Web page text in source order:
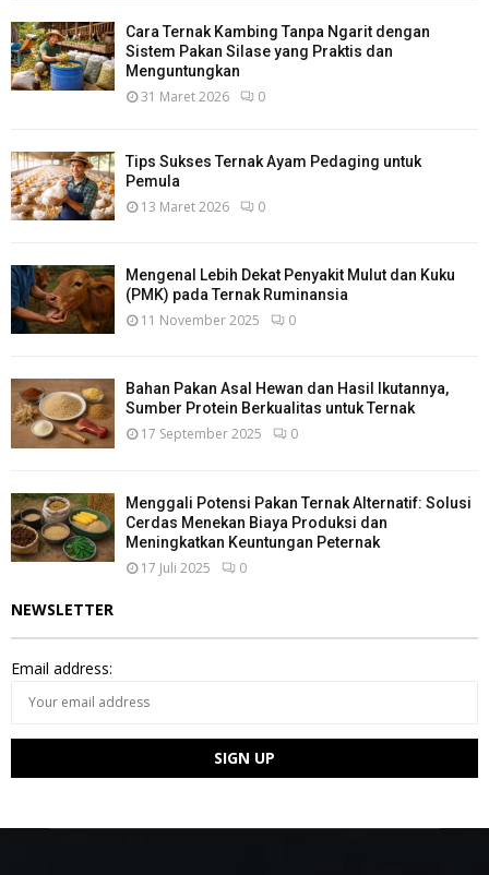
Cara Ternak Kambing Tanpa Ngarit dengan
Sistem Pakan Silase yang Praktis dan
Menguntungkan
31 Maret 2026 0
Tips Sukses Ternak Ayam Pedaging untuk
Pemula
13 Maret 2026 0
Mengenal Lebih Dekat Penyakit Mulut dan Kuku
(PMK) pada Ternak Ruminansia
11 November 2025 0
Bahan Pakan Asal Hewan dan Hasil Ikutannya,
Sumber Protein Berkualitas untuk Ternak
17 September 2025 0
Menggali Potensi Pakan Ternak Alternatif: Solusi
Cerdas Menekan Biaya Produksi dan
Meningkatkan Keuntungan Peternak
17 Juli 2025 0
NEWSLETTER
Email address: